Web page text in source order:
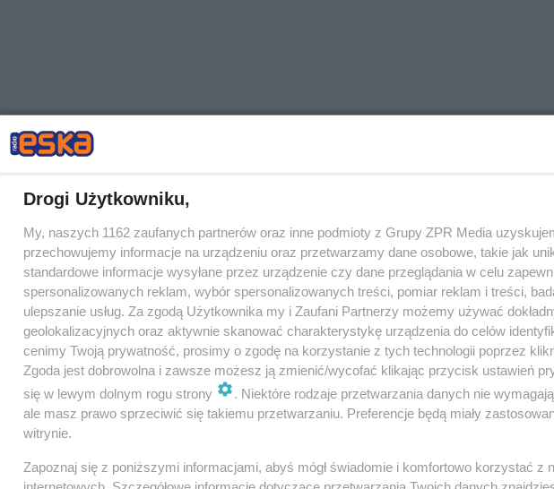
i łamał przepisy
ludzi?" Szalony quiz o Magdzie
Drogi Użytkowniku,
My, naszych 1162 zaufanych partnerów oraz inne podmioty z Grupy ZPR Media
przechowujemy informacje na urządzeniu oraz przetwarzamy dane osobowe, takie jak
standardowe informacje wysyłane przez urządzenie czy dane przeglądania w celu
spersonalizowanych reklam, wybór spersonalizowanych treści, pomiar reklam i treści,
ulepszanie usług. Za zgodą Użytkownika my i Zaufani Partnerzy możemy używać
geolokalizacyjnych oraz aktywnie skanować charakterystykę urządzenia do celów
cenimy Twoją prywatność, prosimy o zgodę na korzystanie z tych technologii poprzez
Zgoda jest dobrowolna i zawsze możesz ją zmienić/wycofać klikając przycisk ustawień
się w lewym dolnym rogu strony
. Niektóre rodzaje przetwarzania danych nie
ale masz prawo sprzeciwić się takiemu przetwarzaniu. Preferencje będą miały
witrynie.
Zapoznaj się z poniższymi informacjami, abyś mógł świadomie i komfortowo korzystać z